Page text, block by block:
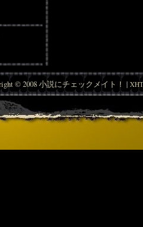
© 2008 小説にチェックメイト！ |